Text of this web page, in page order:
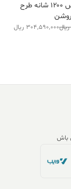
فرش کالتکس ۱۲۰۰ شانه طرح
ریال304,590,000 ریال
باش